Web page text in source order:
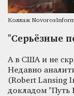
Коллаж
"Серьёзные
А в США и не
Недавно
(Robert Lansing
докладом "Путь